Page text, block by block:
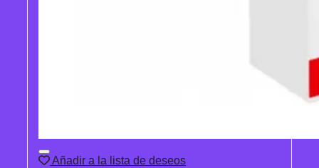
Añadir a la lista de deseos